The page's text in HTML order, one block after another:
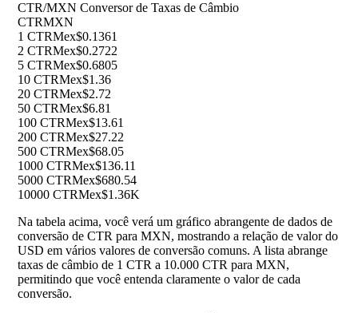
CTR/MXN Conversor de Taxas de Câmbio
CTRMXN
1 CTRMex$0.1361
2 CTRMex$0.2722
5 CTRMex$0.6805
10 CTRMex$1.36
20 CTRMex$2.72
50 CTRMex$6.81
100 CTRMex$13.61
200 CTRMex$27.22
500 CTRMex$68.05
1000 CTRMex$136.11
5000 CTRMex$680.54
10000 CTRMex$1.36K
Na tabela acima, você verá um gráfico abrangente de dados de
conversão de CTR para MXN, mostrando a relação de valor do
USD em vários valores de conversão comuns. A lista abrange
taxas de câmbio de 1 CTR a 10.000 CTR para MXN,
permitindo que você entenda claramente o valor de cada
conversão.